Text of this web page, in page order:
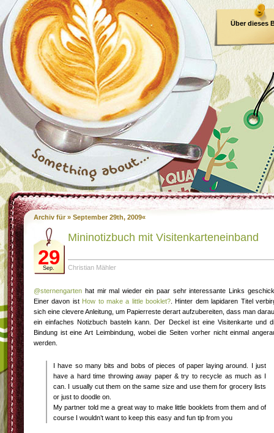
Über dieses
Archiv für » September 29th, 2009«
29
Sep.
Mininotizbuch mit Visitenkarteneinband
Christian Mähler
@sternengarten hat mir mal wieder ein paar sehr interessante Links
Einer davon ist How to make a little booklet? . Hinter dem lapidaren Titel
sich eine clevere Anleitung, um Papierreste derart aufzubereiten, dass man
ein einfaches Notizbuch basteln kann. Der Deckel ist eine Visitenkarte und
Bindung ist eine Art Leimbindung, wobei die Seiten vorher nicht einmal
werden.
I have so many bits and bobs of pieces of paper laying around. I just
have a hard time throwing away paper & try to recycle as much as I
can. I usually cut them on the same size and use them for grocery lists
or just to doodle on.
My partner told me a great way to make little booklets from them and of
course I wouldn’t want to keep this easy and fun tip from you